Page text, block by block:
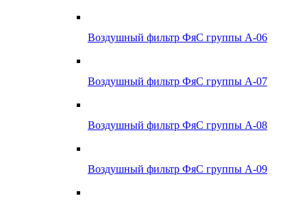
Воздушный фильтр ФяС группы А-06
Воздушный фильтр ФяС группы А-07
Воздушный фильтр ФяС группы А-08
Воздушный фильтр ФяС группы А-09